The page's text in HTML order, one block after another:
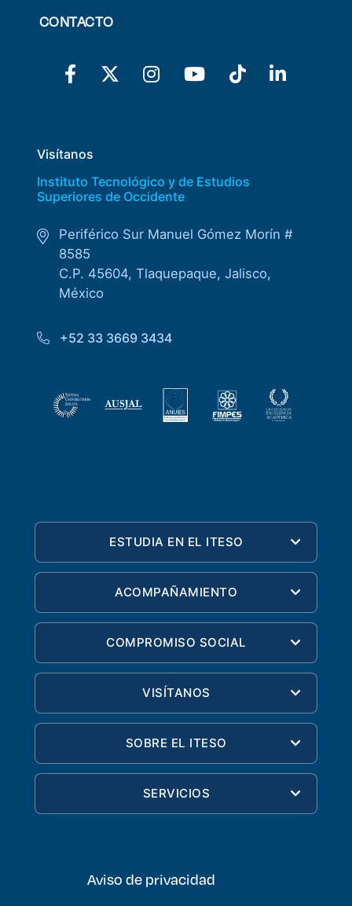
CONTACTO
Visítanos
Instituto Tecnológico y de Estudios
Superiores de Occidente
Periférico Sur Manuel Gómez Morín #
8585
C.P. 45604, Tlaquepaque, Jalisco,
México
+52 33 3669 3434
ESTUDIA EN EL ITESO
ACOMPAÑAMIENTO
COMPROMISO SOCIAL
VISÍTANOS
SOBRE EL ITESO
SERVICIOS
Aviso de privacidad